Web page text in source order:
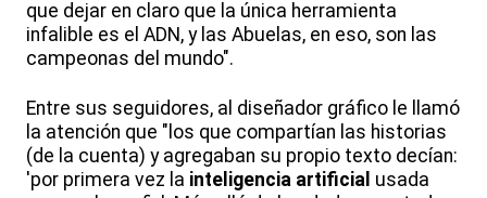
que dejar en claro que la única herramienta
infalible es el ADN, y las Abuelas, en eso, son las
campeonas del mundo".
Entre sus seguidores, al diseñador gráfico le llamó
la atención que "los que compartían las historias
(de la cuenta) y agregaban su propio texto decían:
'por primera vez la inteligencia artificial usada